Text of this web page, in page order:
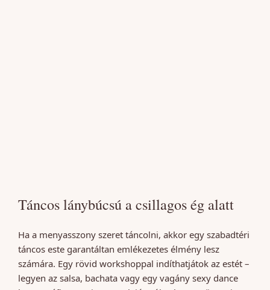
Táncos lánybúcsú a csillagos ég alatt
Ha a menyasszony szeret táncolni, akkor egy szabadtéri
táncos este garantáltan emlékezetes élmény lesz
számára. Egy rövid workshoppal indíthatjátok az estét –
legyen az salsa, bachata vagy egy vagány sexy dance